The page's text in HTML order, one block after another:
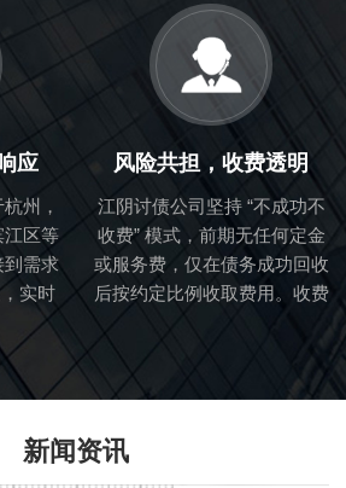
，让
化”。
债务方心理、资产状况，制定
针对性催收方案，避免 “盲目
要账” 浪费时间。
应
州，
江区等
到需求
实时
讨债
业经
，回款
风险共担，收费透明
江阴讨债公司坚持 “不成功不
收费” 模式，前期无任何定金
或服务费，仅在债务成功回收
后按约定比例收取费用。收费
新闻资讯